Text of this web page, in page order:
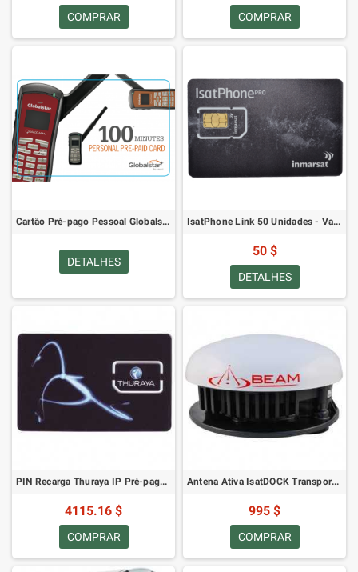
COMPRAR COMPRAR
Cartão Pré-pago Pessoal Globalstar 100
DETALHES
IsatPhone Link 50 Unidades - Validade de 30 Dias
50 $
DETALHES
PIN Recarga Thuraya IP Pré-pago 30GB
4115.16 $
COMPRAR
Antena Ativa IsatDOCK Transport (Magnética)
995 $
COMPRAR